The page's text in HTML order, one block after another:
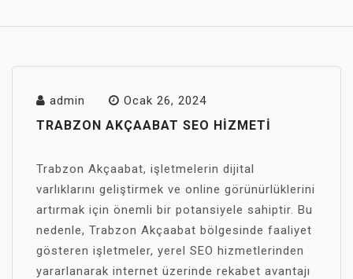
admin Ocak 26, 2024
TRABZON AKÇAABAT SEO HIZMETI
Trabzon Akçaabat, işletmelerin dijital
varlıklarını geliştirmek ve online görünürlüklerini
artırmak için önemli bir potansiyele sahiptir. Bu
nedenle, Trabzon Akçaabat bölgesinde faaliyet
gösteren işletmeler, yerel SEO hizmetlerinden
yararlanarak internet üzerinde rekabet avantajı